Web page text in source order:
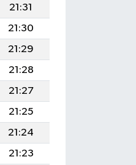
21:31
21:30
21:29
21:28
21:27
21:25
21:24
21:23